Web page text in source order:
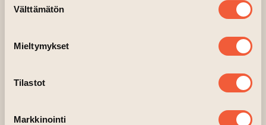
valinta
Välttämätön
Mieltymykset
Tilastot
Markkinointi